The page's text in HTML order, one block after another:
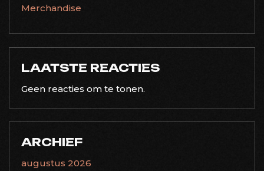
Merchandise
LAATSTE REACTIES
Geen reacties om te tonen.
ARCHIEF
augustus 2026